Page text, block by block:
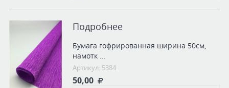
Подробнее
Бумага гофрированная ширина 50см,
намотк ...
Артикул: 5384
50,00